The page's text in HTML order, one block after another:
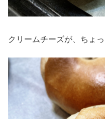
クリームチーズが、ちょ